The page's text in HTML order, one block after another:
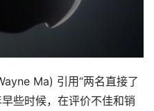
Ma) 引用“两名直接了
些时候，在评价不佳和销